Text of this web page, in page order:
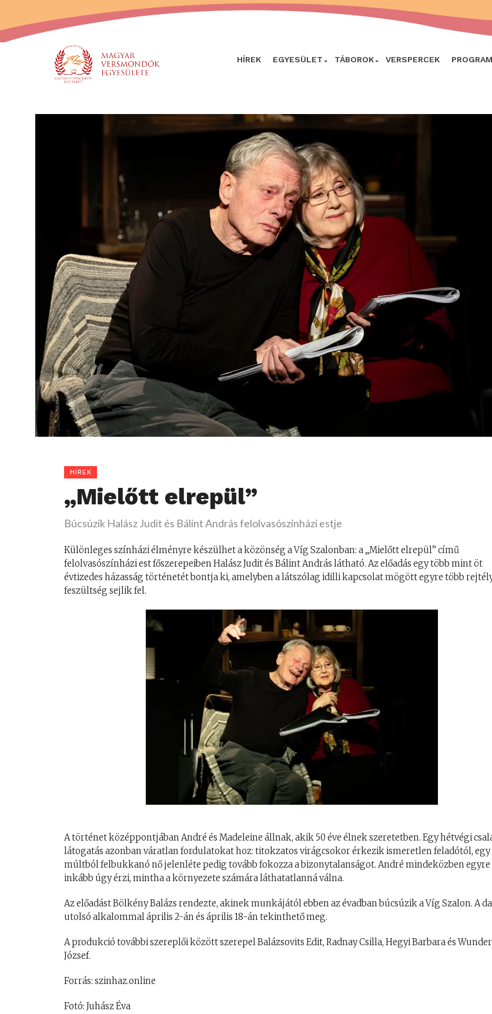
HÍREK EGYESÜLET TÁBOROK VERSPERCEK
HÍREK
„Mielőtt elrepül”
Búcsúzik Halász Judit és Bálint András felolvasószínházi estje
Különleges színházi élményre készülhet a közönség a Víg Szalonban: a „Mielőtt elrepül” című
felolvasószínházi est főszerepeiben Halász Judit és Bálint András látható. Az előadás egy több mint öt
évtizedes házasság történetét bontja ki, amelyben a látszólag idilli kapcsolat mögött egyre több
feszültség sejlik fel.
A történet középpontjában André és Madeleine állnak, akik 50 éve élnek szeretetben. Egy hétvégi
látogatás azonban váratlan fordulatokat hoz: titokzatos virágcsokor érkezik ismeretlen feladótól, egy
múltból felbukkanó nő jelenléte pedig tovább fokozza a bizonytalanságot. André mindeközben egyre
inkább úgy érzi, mintha a környezete számára láthatatlanná válna.
Az előadást Bölkény Balázs rendezte, akinek munkájától ebben az évadban búcsúzik a Víg Szalon. A
utolsó alkalommal április 2-án és április 18-án tekinthető meg.
A produkció további szereplői között szerepel Balázsovits Edit, Radnay Csilla, Hegyi Barbara és
József.
Forrás: szinhaz.online
Fotó: Juhász Éva